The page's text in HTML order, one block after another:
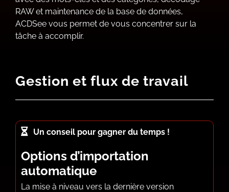
RAW et maintenance de la base de données,
ACDSee vous permet de vous concentrer sur la
tâche à accomplir.
Gestion et flux de travail
Un conseil pour gagner du temps !
Options d’importation
automatique
La mise à niveau vers la dernière version